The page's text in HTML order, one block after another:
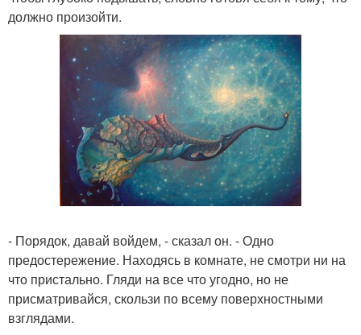
должно произойти.
- Порядок, давай войдем, - сказал он. - Одно
предостережение. Находясь в комнате, не смотри ни на
что пристально. Гляди на все что угодно, но не
присматривайся, скользи по всему поверхностными
взглядами.